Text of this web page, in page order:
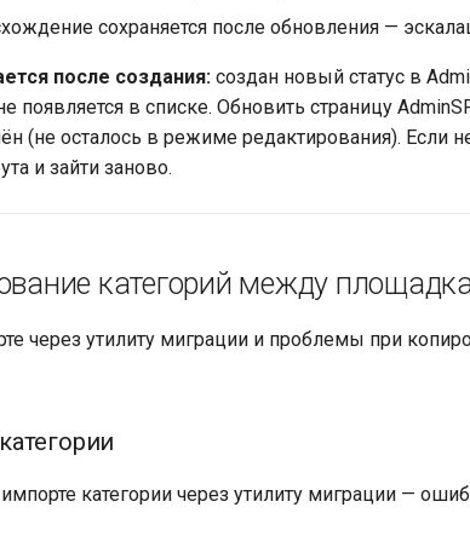
сохраняется после обновления —
после создания: создан новый статус в
появляется в списке. Обновить страницу
(не осталось в режиме редактирования). Если
и зайти заново.
категорий между
через утилиту миграции и проблемы при
категории через утилиту миграции —